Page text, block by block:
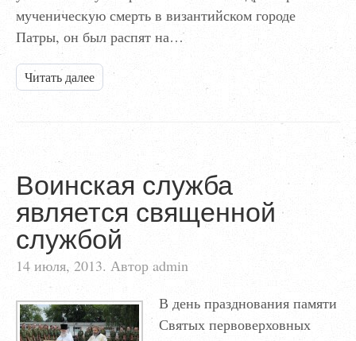
мученическую смерть в византийском городе
Патры, он был распят на…
Читать далее
Воинская служба
является священной
службой
14 июля, 2013. Автор admin
В день празднования памяти
Святых первоверховных